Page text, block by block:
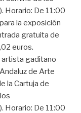
Horario: De 11:00
la exposición
gratuita de
euros.
artista gaditano
de Arte
la Cartuja de
Horario: De 11:00